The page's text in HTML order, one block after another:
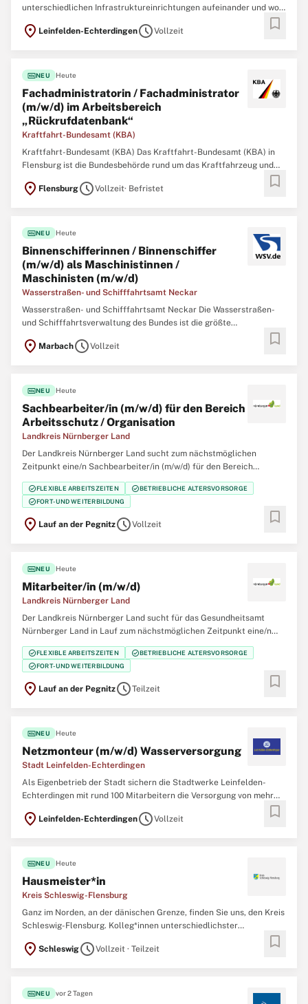
unterschiedlichen Infrastruktureinrichtungen aufeinander und wo
sonst kann man in einem der wirtschaftsstärksten Orte der Region
in einem familienfreundlichen und familiären Team arbeiten? Die
location_on Leinfelden-EchterdingenscheduleVollzeit bookmark
fiber_newNEU Heute
Fachadministratorin / Fachadministrator
(m/w/d) im Arbeitsbereich
„Rückrufdatenbank“
Kraftfahrt-Bundesamt (KBA)
Kraftfahrt-Bundesamt (KBA) Das Kraftfahrt-Bundesamt (KBA) in
Flensburg ist die Bundesbehörde rund um das Kraftfahrzeug und
seine Nutzenden in Deutschland und in Europa. Es verarbeitet in
seinen Zentralen Registern Informationen über
location_on FlensburgscheduleVollzeit· Befristet bookmark
fiber_newNEU Heute
Binnenschifferinnen / Binnenschiffer
(m/w/d) als Maschinistinnen /
Maschinisten (m/w/d)
Wasserstraßen- und Schifffahrtsamt Neckar
Wasserstraßen- und Schifffahrtsamt Neckar Die Wasserstraßen-
und Schifffahrtsverwaltung des Bundes ist die größte
Verkehr (BMV). In unseren Behörden arbeiten deutschlandweit
location_on MarbachscheduleVollzeit bookmark
fiber_newNEU Heute
Sachbearbeiter/in (m/w/d) für den Bereich
Arbeitsschutz / Organisation
Landkreis Nürnberger Land
Der Landkreis Nürnberger Land sucht zum nächstmöglichen
Zeitpunkt eine/n Sachbearbeiter/in (m/w/d) für den Bereich
Arbeitsschutz / Organisation in Vollzeit oder vollzeitnah (min. 35 h).
Es handelt sich um eine unbefristete Stelle. Die Besetzung ist auch
im Rahmen von Jobsharing
check_circleFLEXIBLE ARBEITSZEITEN check_circleBETRIEBLICHE ALTERSVORSORGE
check_circleFORT- UND WEITERBILDUNG
location_on Lauf an der PegnitzscheduleVollzeit bookmark
fiber_newNEU Heute
Mitarbeiter/in (m/w/d)
Landkreis Nürnberger Land
Der Landkreis Nürnberger Land sucht für das Gesundheitsamt
Nürnberger Land in Lauf zum nächstmöglichen Zeitpunkt eine/n
Mitarbeiter/in (m/w/d) in Teilzeit mit 23,30 Wochenstunden im
kommunalen Verwaltungsbereich des Gesundheitsamts Nürnberger
Land. Die Stelle ist unbefristet. Ihr
check_circleFLEXIBLE ARBEITSZEITEN check_circleBETRIEBLICHE ALTERSVORSORGE
check_circleFORT- UND WEITERBILDUNG
location_on Lauf an der PegnitzscheduleTeilzeit bookmark
fiber_newNEU Heute
Netzmonteur (m/w/d) Wasserversorgung
Stadt Leinfelden-Echterdingen
Als Eigenbetrieb der Stadt sichern die Stadtwerke Leinfelden-
Echterdingen mit rund 100 Mitarbeitern die Versorgung von mehr
als 40.000 Einwohnern, Betrieben und Unternehmen, sowie die des
Flughafens und der Messe Stuttgart. Wir sind kompetenter Partner
location_on Leinfelden-EchterdingenscheduleVollzeit bookmark
fiber_newNEU Heute
Hausmeister*in
Kreis Schleswig-Flensburg
Ganz im Norden, an der dänischen Grenze, finden Sie uns, den Kreis
Schleswig-Flensburg. Kolleg*innen unterschiedlichster
Kreis. Werden Sie Teil unseres Teams und gestalten Sie Ihre
location_on SchleswigscheduleVollzeit · Teilzeit bookmark
fiber_newNEU vor 2 Tagen